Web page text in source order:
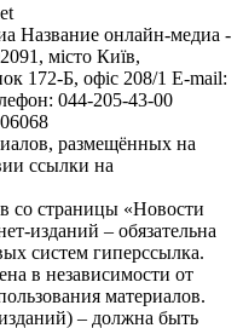
Название онлайн-медиа -
місто Київ,
Б, офіс 208/1 E-mail:
044-205-43-00
размещённых на
ссылки на
со страницы «Новости
изданий – обязательна
систем гиперссылка.
в независимости от
материалов.
– должна быть